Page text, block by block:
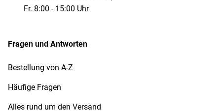
Fr. 8:00 - 15:00 Uhr
Fragen und Antworten
Bestellung von A-Z
Häufige Fragen
Alles rund um den Versand